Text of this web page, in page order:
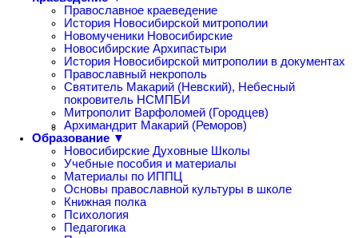
Православное краеведение
История Новосибирской митрополии
Новомученики Новосибирские
Новосибирские Архипастыри
История Новосибирской митрополии в документах
Православный некрополь
Святитель Макарий (Невский), Небесный
покровитель НСМПБИ
Митрополит Варфоломей (Городцев)
Архимандрит Макарий (Реморов)
Образование ▼
Новосибирские Духовные Школы
Учебные пособия и материалы
Материалы по ИППЦ
Основы православной культуры в школе
Книжная полка
Психология
Педагогика